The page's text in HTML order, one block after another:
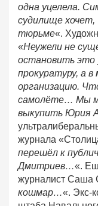
одна уцелела.
судилище
тюрьме«.
«Неужели не
остановить это
прокуратуру, а
организацию.
самолёте… Мы
выкупить Юрия
журнала
перешёл к
Дмитриев…«.
журналист Саша
кошмар…«. Экс-